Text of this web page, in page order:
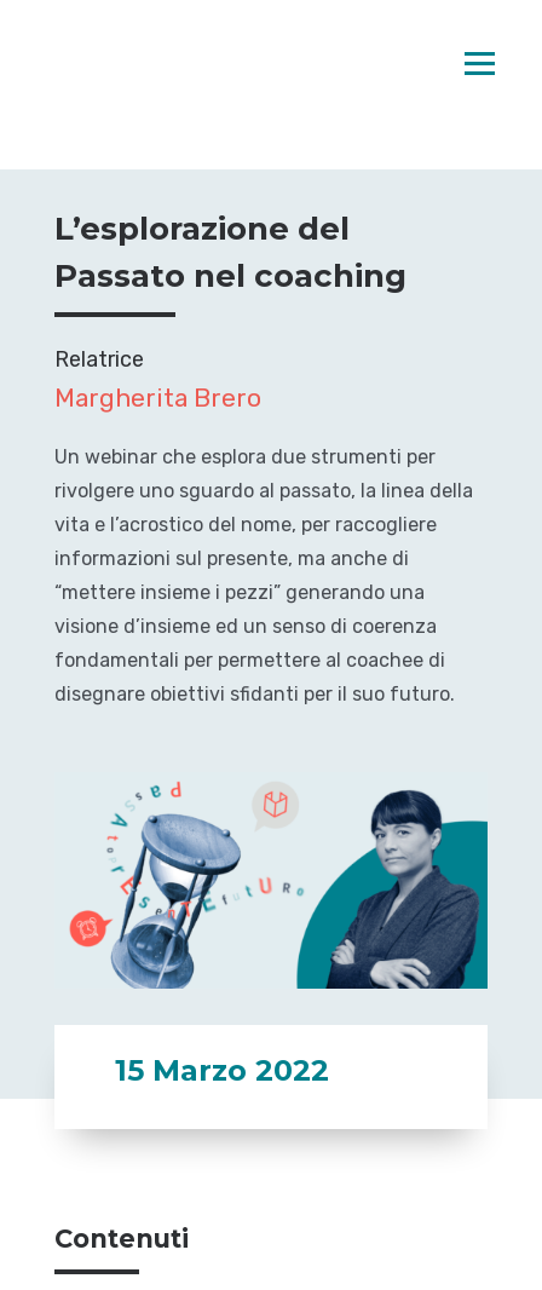
L’esplorazione del
Passato nel coaching
Relatrice
Margherita Brero
Un webinar che esplora due strumenti per
rivolgere uno sguardo al passato, la linea della
vita e l’acrostico del nome, per raccogliere
informazioni sul presente, ma anche di
“mettere insieme i pezzi” generando una
visione d’insieme ed un senso di coerenza
fondamentali per permettere al coachee di
disegnare obiettivi sfidanti per il suo futuro.
15 Marzo 2022
Contenuti